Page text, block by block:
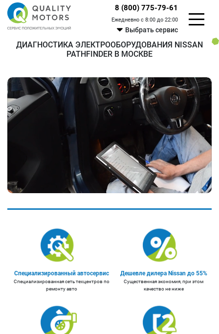
8 (800) 775-79-61
Ежедневно с 8:00 до 22:00
Выбрать сервис
ДИАГНОСТИКА ЭЛЕКТРООБОРУДОВАНИЯ NISSAN
PATHFINDER В МОСКВЕ
Специализированный автосервис
Специализированная сеть техцентров по
ремонту авто
Дешевле дилера Nissan до 55%
Существенная экономия, при этом
качество не ниже